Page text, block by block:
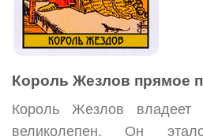
Король Жезлов прямое
Король Жезлов владеет
великолепен. Он